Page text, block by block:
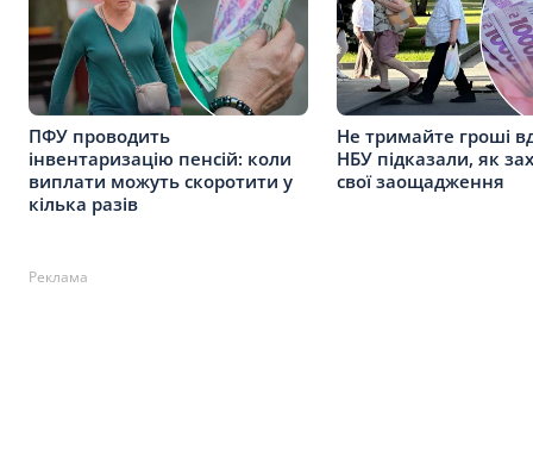
ПФУ проводить
інвентаризацію пенсій: коли
виплати можуть скоротити у
кілька разів
Не тримайте гроші
НБУ підказали, як
свої заощадження
Реклама